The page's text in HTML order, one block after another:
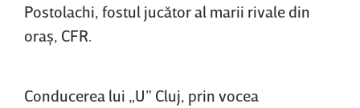
Postolachi, fostul jucător al marii rivale din
oraş, CFR.
Conducerea lui „U” Cluj, prin vocea